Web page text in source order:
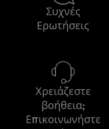
Συχνές
Ερωτήσεις
Χρειάζεστε
βοήθεια;
Επικοινωνήστε